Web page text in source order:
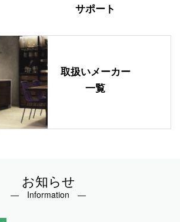
サポート
取扱いメーカー
一覧
お知らせ
― Information ―